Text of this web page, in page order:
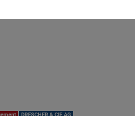
DRESCHER & CIE AG